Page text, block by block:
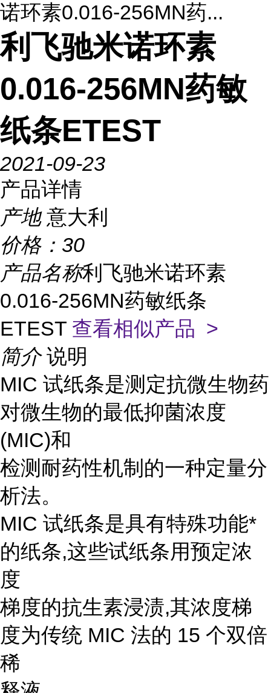
诺环素0.016-256MN药...
利飞驰米诺环素
0.016-256MN药敏
纸条ETEST
2021-09-23
产品详情
产地 意大利
价格： 30
产品名称利飞驰米诺环素
0.016-256MN药敏纸条
ETEST 查看相似产品 >
简介 说明
MIC 试纸条是测定抗微生物药
对微生物的最低抑菌浓度
(MIC)和
检测耐药性机制的一种定量分
析法。
MIC 试纸条是具有特殊功能*
的纸条,这些试纸条用预定浓
度
梯度的抗生素浸渍,其浓度梯
度为传统 MIC 法的 15 个双倍
稀